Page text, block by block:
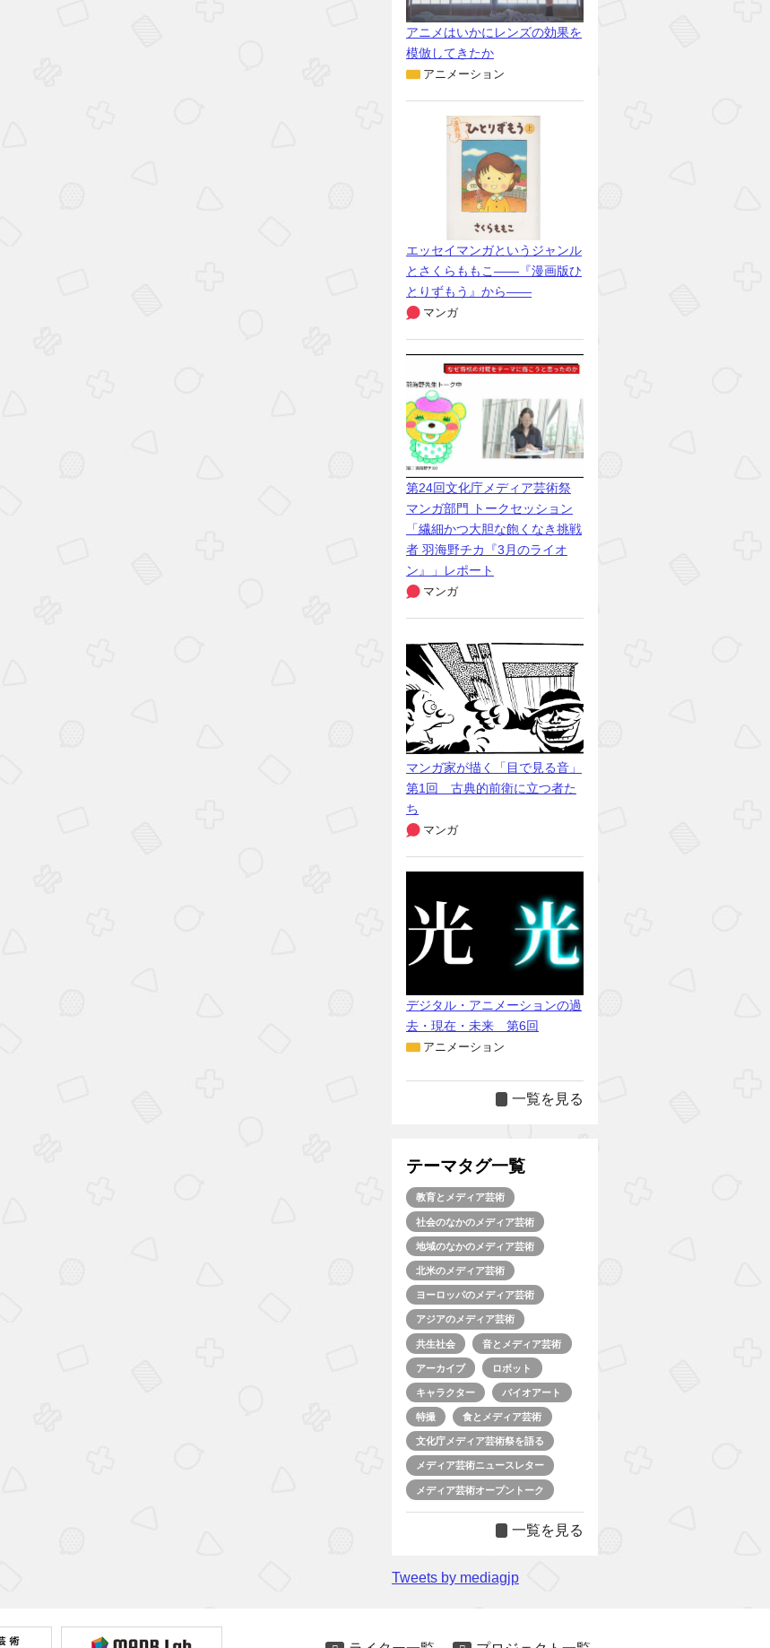
アニメはいかにレンズの効果を
模倣してきたか
アニメーション
エッセイマンガというジャンル
とさくらももこ――『漫画版ひ
とりずもう』から――
マンガ
第24回文化庁メディア芸術祭
マンガ部門 トークセッション
「繊細かつ大胆な飽くなき挑戦
者 羽海野チカ『3月のライオ
ン』」レポート
マンガ
マンガ家が描く「目で見る音」
第1回 古典的前衛に立つ者た
ち
マンガ
デジタル・アニメーションの過
去・現在・未来 第6回
アニメーション
一覧を見る
テーマタグ一覧
教育とメディア芸術
社会のなかのメディア芸術
地域のなかのメディア芸術
北米のメディア芸術
ヨーロッパのメディア芸術
アジアのメディア芸術
共生社会 音とメディア芸術
アーカイブ ロボット
キャラクター バイオアート
特撮 食とメディア芸術
文化庁メディア芸術祭を語る
メディア芸術ニュースレター
メディア芸術オープントーク
一覧を見る
Tweets by mediagjp